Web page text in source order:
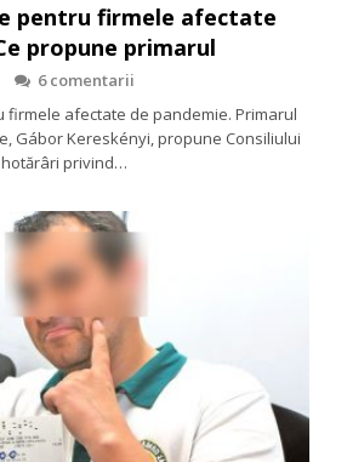
pentru firmele afectate
propune primarul
6 comentarii
firmele afectate de pandemie. Primarul
Gábor Kereskényi, propune Consiliului
privind…